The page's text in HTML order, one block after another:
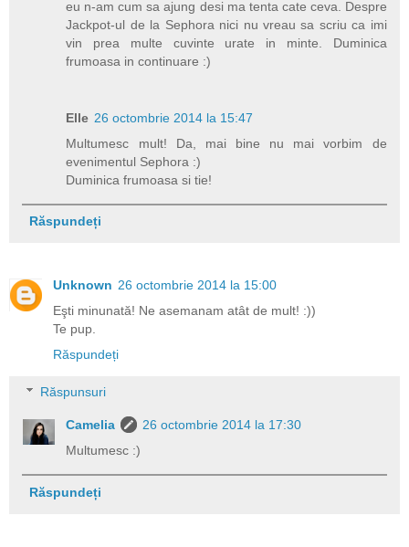
eu n-am cum sa ajung desi ma tenta cate ceva. Despre
Jackpot-ul de la Sephora nici nu vreau sa scriu ca imi
vin prea multe cuvinte urate in minte. Duminica
frumoasa in continuare :)
Elle 26 octombrie 2014 la 15:47
Multumesc mult! Da, mai bine nu mai vorbim de
evenimentul Sephora :)
Duminica frumoasa si tie!
Răspundeți
Unknown 26 octombrie 2014 la 15:00
Eşti minunată! Ne asemanam atât de mult! :))
Te pup.
Răspundeți
Răspunsuri
Camelia
26 octombrie 2014 la 17:30
Multumesc :)
Răspundeți